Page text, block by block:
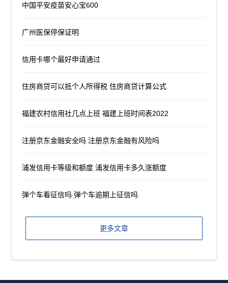
中国平安疫苗安心宝600
广州医保停保证明
信用卡哪个最好申请通过
住房商贷可以抵个人所得税 住房商贷计算公式
福建农村信用社几点上班 福建上班时间表2022
注册京东金融安全吗 注册京东金融有风险吗
浦发信用卡等级和额度 浦发信用卡多久涨额度
弹个车看征信吗 弹个车逾期上征信吗
更多文章